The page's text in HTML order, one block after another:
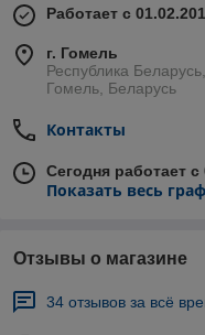
Работает с
г. Гомель
Республика
Гомель, Беларусь
Контакты
Сегодня работает
Показать весь
Отзывы о магазине
34 отзывов за всё